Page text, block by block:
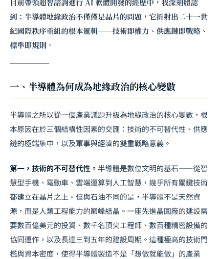
目前帶領超智諮詢進行 AI 軟體開發的經歷中，我深刻體認
到：半導體地緣政治不僅僅是晶片的問題，它折射出二十一世
紀國際秩序重組的根本邏輯——技術即權力、供應鏈即戰略、
標準即規則。
一、半導體為何成為地緣政治的核心變數
半導體之所以從一個產業議題升級為地緣政治的核心變數，根
本原因在於三個結構性因素的交匯：技術的不可替代性、供應
鏈的極端集中，以及軍事與經濟的雙重戰略意義。
第一，技術的不可替代性。 半導體是數位文明的基石——從智
慧型手機、電動車、雲端運算到人工智慧，幾乎所有關鍵技術
都建立在晶片之上。但與石油不同的是，半導體不是天然資
源，而是人類工程能力的巔峰結晶。一座先進晶圓廠的建設需
要數百億美元的投資、數千名頂尖工程師、數百種精密設備的
協同運作，以及長達三到五年的建設周期。這種極高的技術門
檻與資本密度，使得半導體製造不是「想做就能做」的產業